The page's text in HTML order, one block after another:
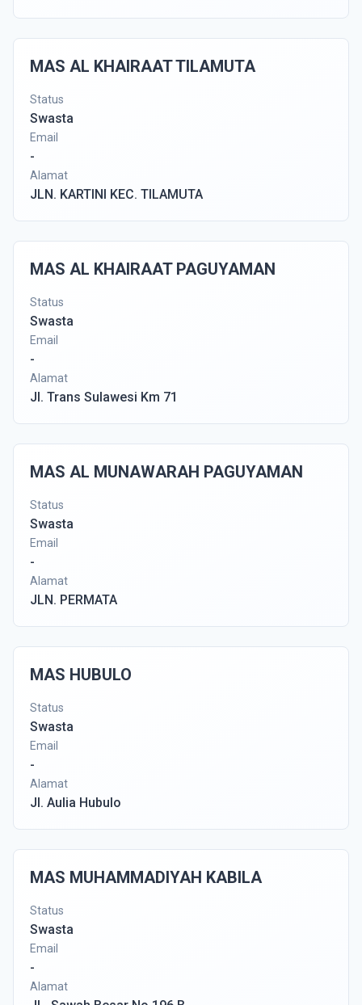
MAS AL KHAIRAAT TILAMUTA
Status
Swasta
Email
-
Alamat
JLN. KARTINI KEC. TILAMUTA
MAS AL KHAIRAAT PAGUYAMAN
Status
Swasta
Email
-
Alamat
Jl. Trans Sulawesi Km 71
MAS AL MUNAWARAH PAGUYAMAN
Status
Swasta
Email
-
Alamat
JLN. PERMATA
MAS HUBULO
Status
Swasta
Email
-
Alamat
Jl. Aulia Hubulo
MAS MUHAMMADIYAH KABILA
Status
Swasta
Email
-
Alamat